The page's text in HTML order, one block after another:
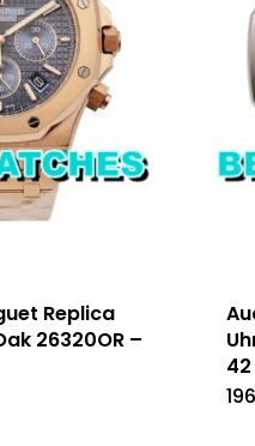
Replica
26320OR –
42